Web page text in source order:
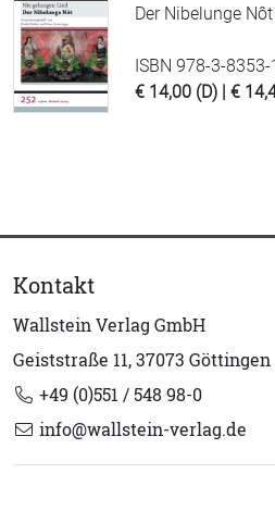
Der Nibelunge Nôt
ISBN 978-3-
€ 14,00 (D) | €
Kontakt
Wallstein Verlag GmbH
Geiststraße 11, 37073 Göttingen
+49 (0)551 / 548 98-0
info@wallstein-verlag.de